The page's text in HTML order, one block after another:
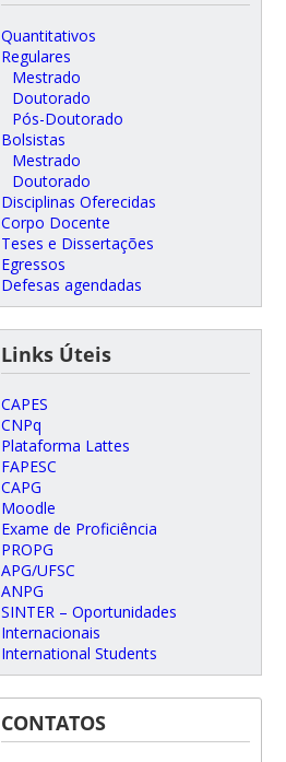
Quantitativos
Regulares
Mestrado
Doutorado
Pós-Doutorado
Bolsistas
Mestrado
Doutorado
Disciplinas Oferecidas
Corpo Docente
Teses e Dissertações
Egressos
Defesas agendadas
Links Úteis
CAPES
CNPq
Plataforma Lattes
FAPESC
CAPG
Moodle
Exame de Proficiência
PROPG
APG/UFSC
ANPG
SINTER – Oportunidades
Internacionais
International Students
CONTATOS